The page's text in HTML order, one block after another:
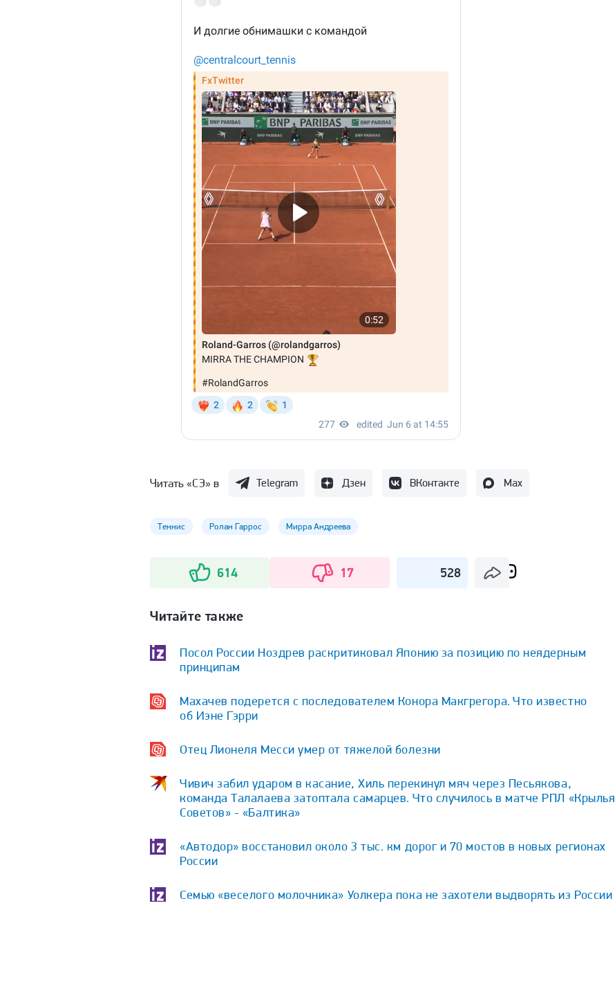
Читать «СЭ» в Telegram Дзен ВКонтакте Max
Теннис Ролан Гаррос Мирра Андреева
614 17 528
Читайте также
Посол России Ноздрев раскритиковал Японию за позицию по неядерным
принципам
Махачев подерется с последователем Конора Макгрегора. Что известно
об Иэне Гэрри
Отец Лионеля Месси умер от тяжелой болезни
Чивич забил ударом в касание, Хиль перекинул мяч через Песьякова,
команда Талалаева затоптала самарцев. Что случилось в матче РПЛ «Крылья
Советов» - «Балтика»
«Автодор» восстановил около 3 тыс. км дорог и 70 мостов в новых регионах
России
Семью «веселого молочника» Уолкера пока не захотели выдворять из России